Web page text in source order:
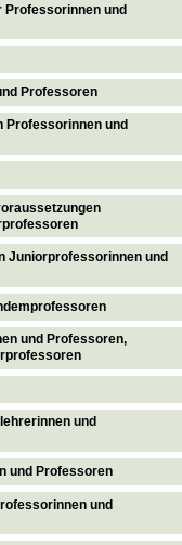
Professorinnen und
Professoren
Professorinnen und
Juniorprofessorinnen und
und Professoren,
und
und Professoren
und